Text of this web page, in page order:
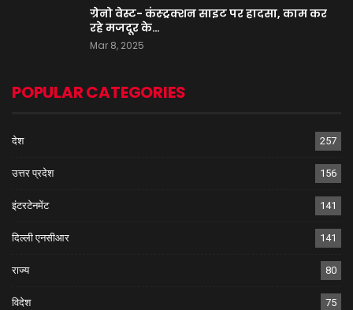
ग्रेनो वेस्ट- कंस्ट्रक्शन साइट पर हादसा, काम कर
रहे मजदूर के…
Mar 8, 2025
POPULAR CATEGORIES
देश 257
उत्तर प्रदेश 156
इंटरटेनमेंट 141
दिल्ली एनसीआर 141
राज्य 80
विदेश 75